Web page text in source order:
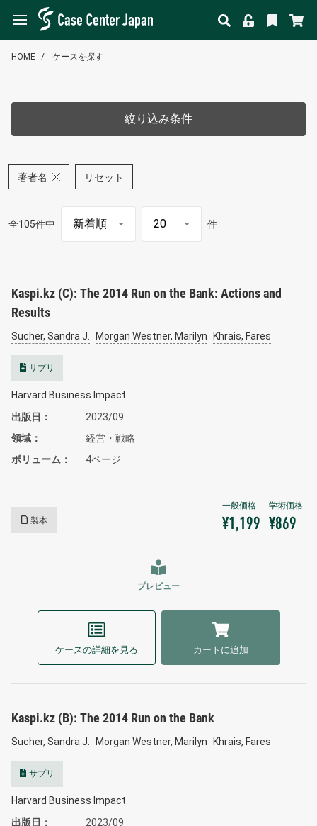
HOME ケースを探す
著者名 リセット
全105件中 件
Kaspi.kz (C): The 2014 Run on the Bank: Actions and
Results
Sucher, Sandra J. Morgan Westner, Marilyn Khrais, Fares
サプリ
Harvard Business Impact
出版日
2023/09
領域
経営・戦略
ボリューム
4ページ
製本 ¥1,199 ¥869
プレビュー
ケースの詳細を見る カートに追加
Kaspi.kz (B): The 2014 Run on the Bank
Sucher, Sandra J. Morgan Westner, Marilyn Khrais, Fares
サプリ
Harvard Business Impact
出版日
2023/09
絞り込み条件